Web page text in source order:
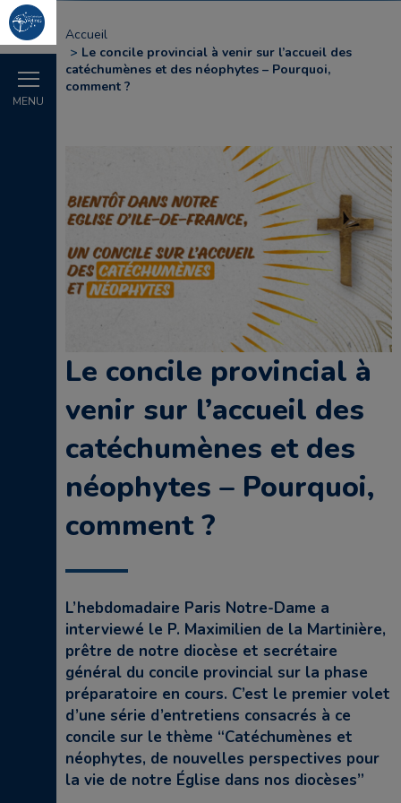
MENU
Accueil
Le concile provincial à venir sur l’accueil des
catéchumènes et des néophytes – Pourquoi,
comment ?
Le concile provincial à
venir sur l’accueil des
catéchumènes et des
néophytes – Pourquoi,
comment ?
L’hebdomadaire Paris Notre-Dame a
interviewé le P. Maximilien de la Martinière,
prêtre de notre diocèse et secrétaire
général du concile provincial sur la phase
préparatoire en cours. C’est le premier volet
d’une série d’entretiens consacrés à ce
concile sur le thème “Catéchumènes et
néophytes, de nouvelles perspectives pour
la vie de notre Église dans nos diocèses”